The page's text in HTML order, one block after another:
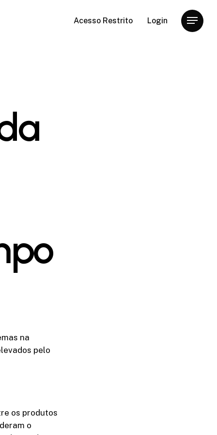
Acesso Restrito Login Menu
na
pelo
os produtos
o